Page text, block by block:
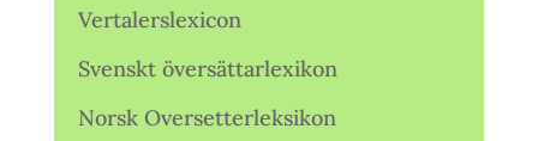
Vertalerslexicon
Svenskt översättarlexikon
Norsk Oversetterleksikon